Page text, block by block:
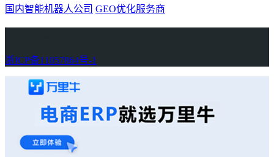
国内智能机器人公司 GEO优化服务商
浙ICP备11057864号-1